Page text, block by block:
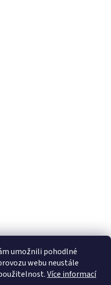
umožnili pohodlné
webu neustále
Více informací